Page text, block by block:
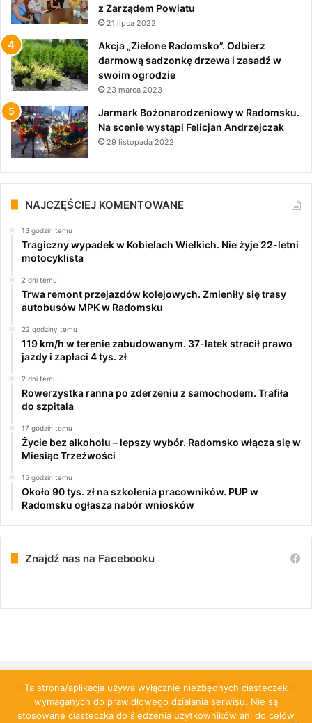
z Zarządem Powiatu
21 lipca 2022
Akcja „Zielone Radomsko”. Odbierz
darmową sadzonkę drzewa i zasadź w
swoim ogrodzie
23 marca 2023
Jarmark Bożonarodzeniowy w Radomsku.
Na scenie wystąpi Felicjan Andrzejczak
29 listopada 2022
NAJCZĘŚCIEJ KOMENTOWANE
13 godzin temu
Tragiczny wypadek w Kobielach Wielkich. Nie żyje 22-letni
motocyklista
2 dni temu
Trwa remont przejazdów kolejowych. Zmieniły się trasy
autobusów MPK w Radomsku
22 godziny temu
119 km/h w terenie zabudowanym. 37-latek stracił prawo
jazdy i zapłaci 4 tys. zł
2 dni temu
Rowerzystka ranna po zderzeniu z samochodem. Trafiła
do szpitala
17 godzin temu
Życie bez alkoholu – lepszy wybór. Radomsko włącza się w
Miesiąc Trzeźwości
15 godzin temu
Około 90 tys. zł na szkolenia pracowników. PUP w
Radomsku ogłasza nabór wniosków
Znajdź nas na Facebooku
© Copyright 2026, All Rights Reserved | PulsRadomska.pl
O NAS PATRONAT MEDIALNY REKLAMA
Ta strona/aplikacja używa wyłącznie niezbędnych ciasteczek
wymaganych do prawidłowego działania serwisu. Nie są
stosowane ciasteczka do śledzenia użytkowników ani do celów